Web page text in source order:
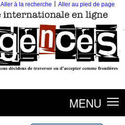
Aller à la recherche Aller au pied de page
MENU